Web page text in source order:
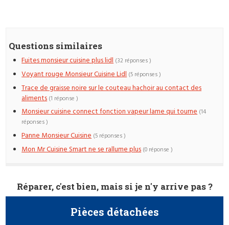
Questions similaires
Fuites monsieur cuisine plus lidl (32 réponses )
Voyant rouge Monsieur Cuisine Lidl (5 réponses )
Trace de graisse noire sur le couteau hachoir au contact des
aliments (1 réponse )
Monsieur cuisine connect fonction vapeur lame qui tourne (14
réponses )
Panne Monsieur Cuisine (5 réponses )
Mon Mr Cuisine Smart ne se rallume plus (0 réponse )
Réparer, c'est bien, mais si je n'y arrive pas ?
Pièces détachées